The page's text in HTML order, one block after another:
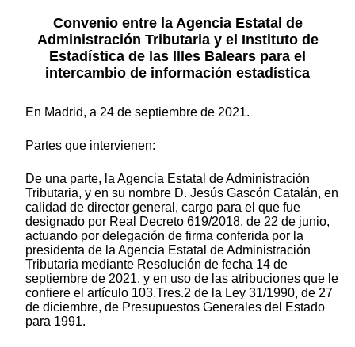
Convenio entre la Agencia Estatal de
Administración Tributaria y el Instituto de
Estadística de las Illes Balears para el
intercambio de información estadística
En Madrid, a 24 de septiembre de 2021.
Partes que intervienen:
De una parte, la Agencia Estatal de Administración
Tributaria, y en su nombre D. Jesús Gascón Catalán, en
calidad de director general, cargo para el que fue
designado por Real Decreto 619/2018, de 22 de junio,
actuando por delegación de firma conferida por la
presidenta de la Agencia Estatal de Administración
Tributaria mediante Resolución de fecha 14 de
septiembre de 2021, y en uso de las atribuciones que le
confiere el artículo 103.Tres.2 de la Ley 31/1990, de 27
de diciembre, de Presupuestos Generales del Estado
para 1991.